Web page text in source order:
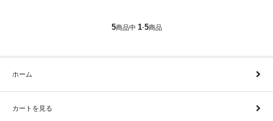
5商品中 1-5商品
ホーム
カートを見る